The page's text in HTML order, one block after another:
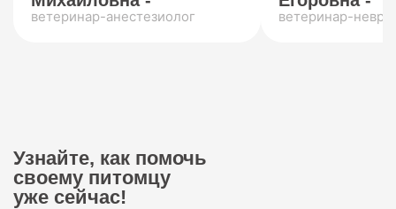
ветеринар-анестезиолог ветеринар-
Узнайте, как помочь
своему питомцу
уже сейчас!